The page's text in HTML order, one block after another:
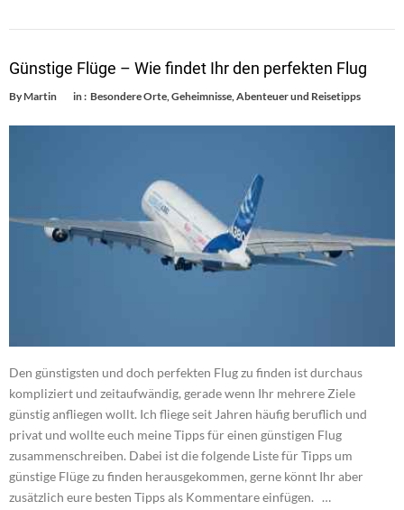
Günstige Flüge – Wie findet Ihr den perfekten Flug
ByMartin in : Besondere Orte Geheimnisse, Abenteuer und Reisetipps
Den günstigsten und doch perfekten Flug zu finden ist durchaus
kompliziert und zeitaufwändig, gerade wenn Ihr mehrere Ziele
günstig anfliegen wollt. Ich fliege seit Jahren häufig beruflich und
privat und wollte euch meine Tipps für einen günstigen Flug
zusammenschreiben. Dabei ist die folgende Liste für Tipps um
günstige Flüge zu finden herausgekommen, gerne könnt Ihr aber
zusätzlich eure besten Tipps als Kommentare einfügen. …